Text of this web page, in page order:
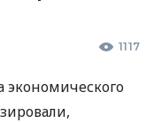
1117
экономического